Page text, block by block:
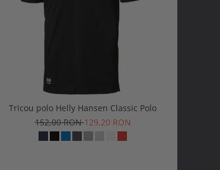
Tricou polo Helly Hansen Classic Polo
152,00 RON129,20 RON